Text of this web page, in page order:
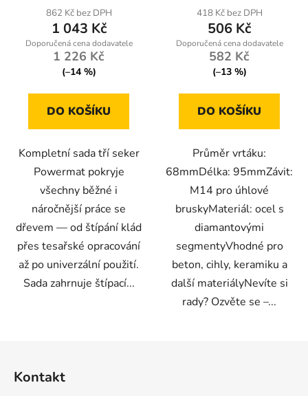
862 Kč bez DPH
1 043 Kč
1 226 Kč
(–14 %)
DO KOŠÍKU
Kompletní sada tří seker
Powermat pokryje
všechny běžné i
náročnější práce se
dřevem — od štípání klád
přes tesařské opracování
až po univerzální použití.
Sada zahrnuje štípací...
418 Kč bez DPH
506 Kč
582 Kč
(–13 %)
DO KOŠÍKU
Průměr vrtáku:
68mmDélka: 95mmZávit:
M14 pro úhlové
bruskyMateriál: ocel s
diamantovými
segmentyVhodné pro
beton, cihly, keramiku a
další materiályNevíte si
rady? Ozvěte se –...
Kontakt